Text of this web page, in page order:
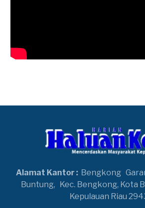
Alamat Kantor : Bengkong
Buntung, Kec. Bengkong, Kota
Kepulauan Riau